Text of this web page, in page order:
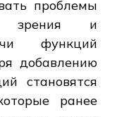
проблемы
зрения и
функций
добавлению
становятся
ранее